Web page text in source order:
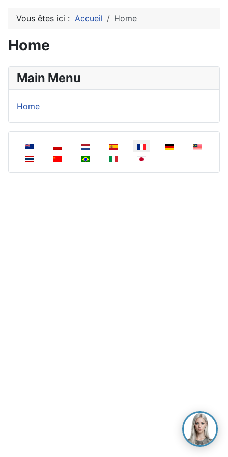
Vous êtes ici : Accueil Home
Home
Main Menu
Home
Sélectionnez votre langue